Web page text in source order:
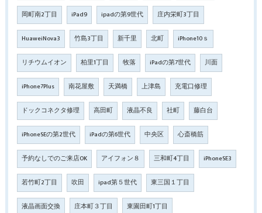
岡町南2丁目 iPad9 ipadの第9世代 庄内栄町3丁目
HuaweiNova3 竹島3丁目 新千里 北町 iPhone10ｓ
リチウムイオン 柏里1丁目 牧落 iPadの第7世代 川面
iPhone7Plus 南花屋敷 天満橋 上津島 充電口修理
ドックコネクタ修理 高田町 液晶不良 社町 藤白台
iPhoneSEの第2世代 iPadの第6世代 中央区 心斎橋筋
予約なしでのご来店OK アイフォン８ 三和町4丁目 iPhoneSE3
若竹町2丁目 吹田 ipad第５世代 東三国１丁目
液晶画面交換 庄本町３丁目 東園田町1丁目